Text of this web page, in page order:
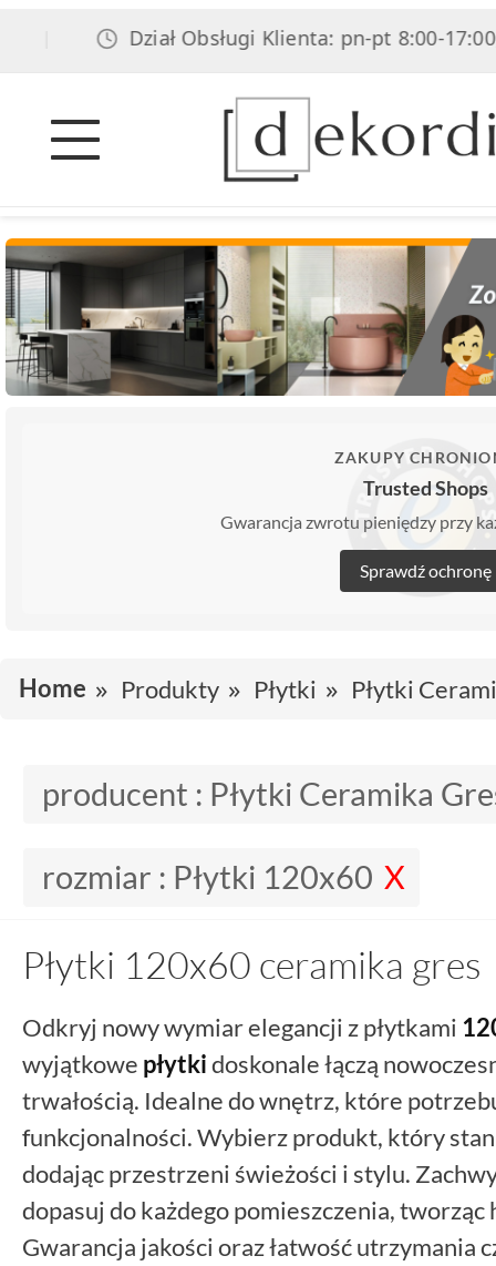
Dział Obsługi Klienta: pn-pt 8:00-17:00,
ZAKUPY
Trusted Shops
Gwarancja zwrotu pieniędzy przy
Sprawdź ochronę
Home Produkty Płytki Płytki
producent : Płytki Ceramika
rozmiar : Płytki 120x60
Płytki 120x60 ceramika gres
Odkryj nowy wymiar elegancji z płytkami
wyjątkowe płytkidoskonale łączą
trwałością. Idealne do wnętrz, które
funkcjonalności. Wybierz produkt, który
dodając przestrzeni świeżości i stylu.
dopasuj do każdego pomieszczenia,
Gwarancja jakości oraz łatwość utrzymania